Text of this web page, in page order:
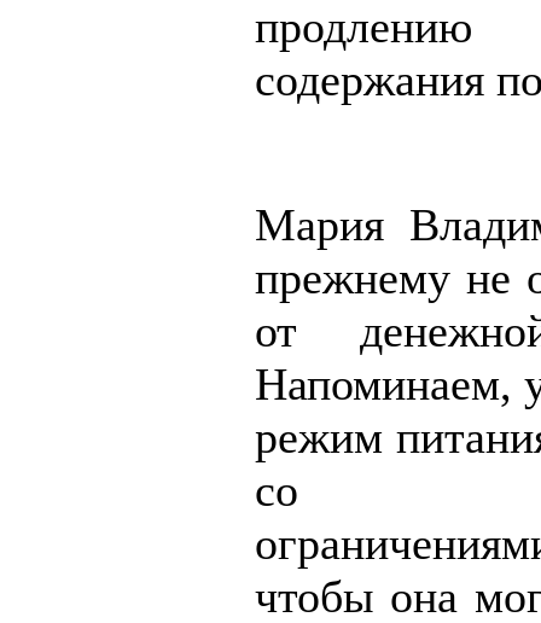
содержания
Мария
прежнему не
от
Напоминаем,
режим
со
чтобы она